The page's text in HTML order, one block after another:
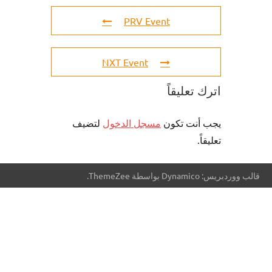
PRV Event
NXT Event
اترك تعليقاً
يجب أنت تكون مسجل الدخول لتضيف
تعليقاً.
قالب ووردبريس: Dynamico بواسطة ThemeZee.